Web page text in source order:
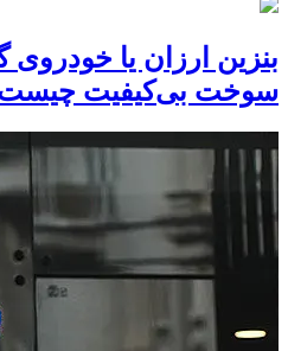
بنزین ارزان یا خودروی
سوخت بی‌کیفیت